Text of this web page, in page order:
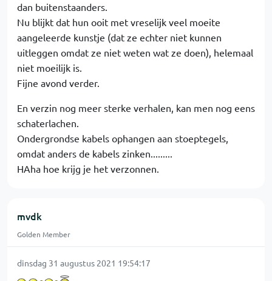
dan buitenstaanders.
Nu blijkt dat hun ooit met vreselijk veel moeite
aangeleerde kunstje (dat ze echter niet kunnen
uitleggen omdat ze niet weten wat ze doen), helemaal
niet moeilijk is.
Fijne avond verder.
En verzin nog meer sterke verhalen, kan men nog eens
schaterlachen.
Ondergrondse kabels ophangen aan stoeptegels,
omdat anders de kabels zinken.........
HAha hoe krijg je het verzonnen.
mvdk
Golden Member
dinsdag 31 augustus 2021 19:54:17